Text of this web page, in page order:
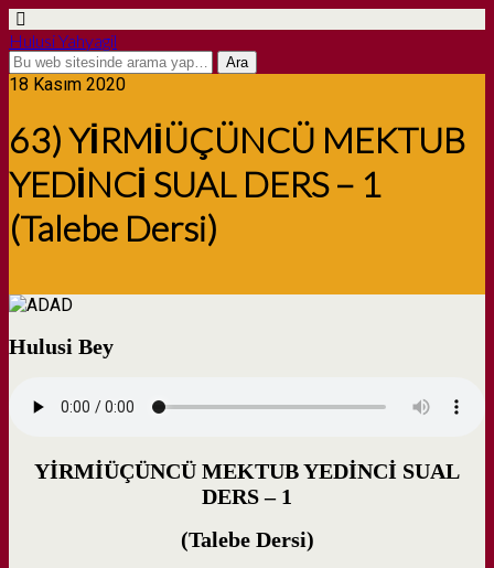
Hulusi Yahyagil
18 Kasım 2020
63) YİRMİÜÇÜNCÜ MEKTUB
YEDİNCİ SUAL DERS – 1
(Talebe Dersi)
Hulusi Bey
YİRMİÜÇÜNCÜ MEKTUB YEDİNCİ SUAL
DERS – 1
(Talebe Dersi)